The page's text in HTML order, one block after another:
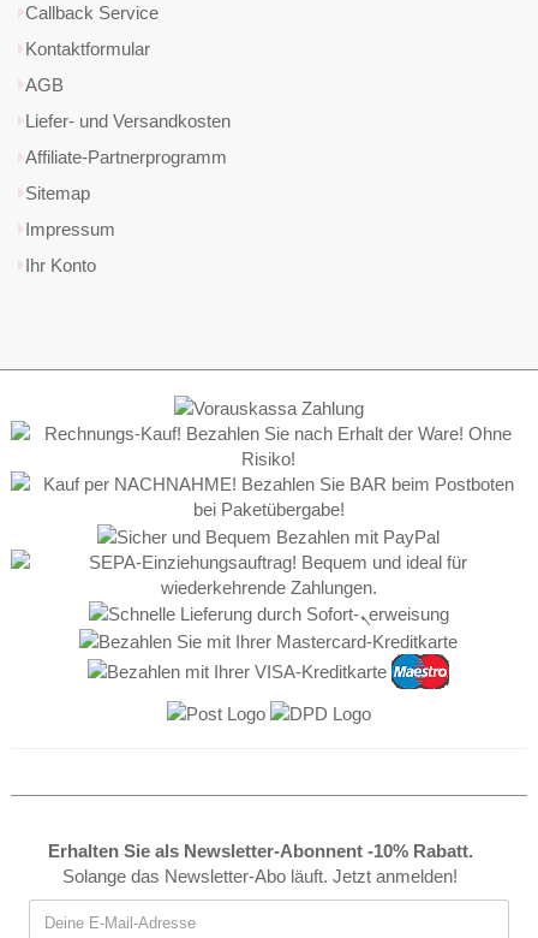
Callback Service
Kontaktformular
AGB
Liefer- und Versandkosten
Affiliate-Partnerprogramm
Sitemap
Impressum
Ihr Konto
Erhalten Sie als Newsletter-Abonnent -10% Rabatt.
Solange das Newsletter-Abo läuft. Jetzt anmelden!